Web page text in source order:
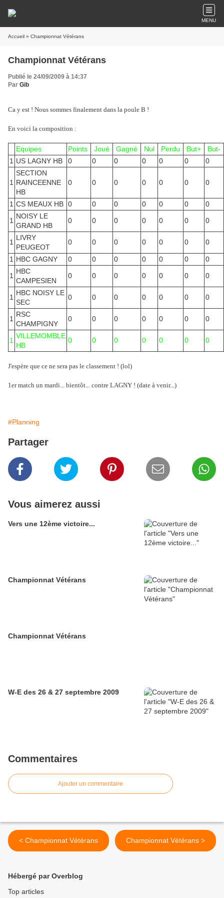
MENU
Accueil » Championnat Vétérans
Championnat Vétérans
Publié le 24/09/2009 à 14:37
Par Gib
Ca y est ! Nous sommes finalement dans la poule B !
En voici la composition :
Equipes Points Joué Gagné Nul Perdu But+
But-
1 US LAGNY HB 0 0 0 0 0 0 0
1
SECTION
RAINCEENNE
HB
0 0 0 0 0 0 0
1 CS MEAUX HB 0 0 0 0 0 0 0
1
NOISY LE
GRAND HB
0 0 0 0 0 0 0
1
LIVRY
PEUGEOT
0 0 0 0 0 0 0
1 HBC GAGNY 0 0 0 0 0 0 0
1
HBC
CAMPESIEN
0 0 0 0 0 0 0
1
HBC NOISY LE
SEC
0 0 0 0 0 0 0
1
RSC
CHAMPIGNY
0 0 0 0 0 0 0
1
VILLEMOMBLE
HB
0 0 0 0 0 0 0
J'espère que ce ne sera pas le classement ! (lol)
1er match un mardi... bientôt... contre LAGNY ! (date à venir...)
#Planning
Partager
Vous aimerez aussi
Vers une 12ème victoire...
Championnat Vétérans
Championnat Vétérans
W-E des 26 & 27 septembre 2009
Commentaires
Ajouter un commentaire
< Championnat Vétérans Championnat Vétérans >
Hébergé par Overblog
Top articles